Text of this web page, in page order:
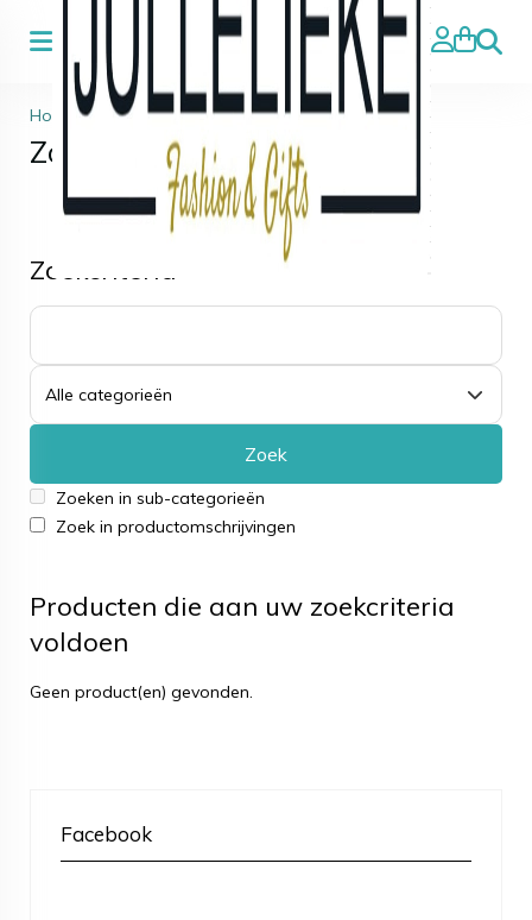
Zoeken
Home > Zoeken
Zoeken
Zoekcriteria
Zoek
Zoeken in sub-categorieën
Zoek in productomschrijvingen
Producten die aan uw zoekcriteria
voldoen
Geen product(en) gevonden.
Facebook